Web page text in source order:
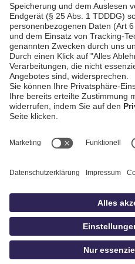
AGB / Gewinnspiele
Datenschutz
Impressum
idowa
Privatsphäre